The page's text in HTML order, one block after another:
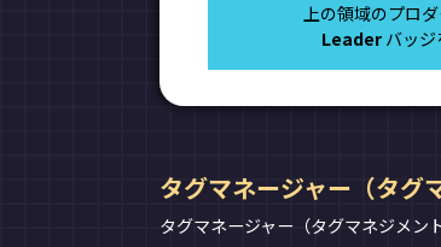
上の領域のプロ
Leader バッ
タグマネージャー（タグ
タグマネージャー（タグマネジメン